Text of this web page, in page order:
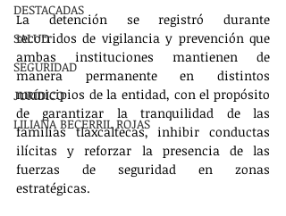
DESTACADAS
SALUD
SEGURIDAD
JURÍDICO
LILIANA BECERRIL ROJAS
La detención se registró durante
recorridos de vigilancia y prevención que
ambas instituciones mantienen de
manera permanente en distintos
municipios de la entidad, con el propósito
de garantizar la tranquilidad de las
familias tlaxcaltecas, inhibir conductas
ilícitas y reforzar la presencia de las
fuerzas de seguridad en zonas
estratégicas.